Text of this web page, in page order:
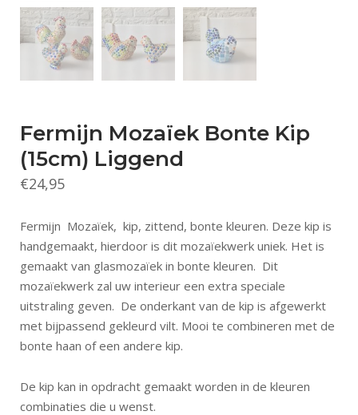
Fermijn Mozaïek Bonte Kip
(15cm) Liggend
€24,95
Fermijn Mozaïek, kip, zittend, bonte kleuren. Deze kip is
handgemaakt, hierdoor is dit mozaïekwerk uniek. Het is
gemaakt van glasmozaïek in bonte kleuren. Dit
mozaïekwerk zal uw interieur een extra speciale
uitstraling geven. De onderkant van de kip is afgewerkt
met bijpassend gekleurd vilt. Mooi te combineren met de
bonte haan of een andere kip.
De kip kan in opdracht gemaakt worden in de kleuren
combinaties die u wenst.